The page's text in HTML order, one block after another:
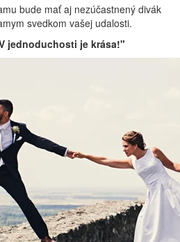
bude mať aj nezúčastnený divák
svedkom vašej udalosti.
jednoduchosti je krása!"